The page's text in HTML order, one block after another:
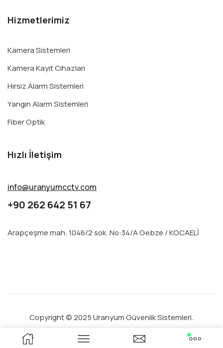
Hizmetlerimiz
Kamera Sistemleri
Kamera Kayıt Cihazları
Hırsız Alarm Sistemleri
Yangın Alarm Sistemleri
Fiber Optik
Hızlı İletişim
info@uranyumcctv.com
+90 262 642 51 67
Arapçeşme mah. 1046/2 sok. No:34/A Gebze / KOCAELİ
Copyright © 2025 Uranyum Güvenlik Sistemleri.